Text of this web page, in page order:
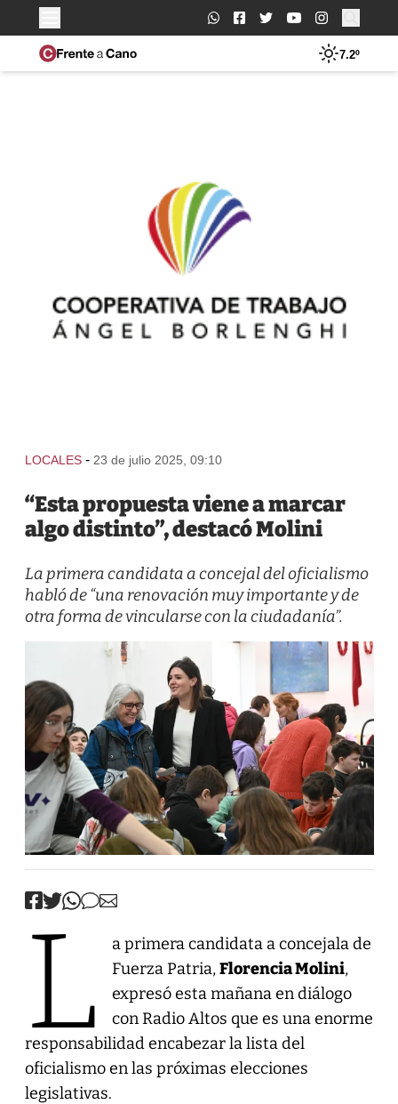
Buscar:
7.2º
LOCALES - 23 de julio 2025, 09:10
“Esta propuesta viene a marcar
algo distinto”, destacó Molini
La primera candidata a concejal del oficialismo
habló de “una renovación muy importante y de
otra forma de vincularse con la ciudadanía”.
L
a primera candidata a concejala de
Fuerza Patria,Florencia Molini,
expresó esta mañana en diálogo
con Radio Altos que es una enorme
responsabilidad encabezar la lista del
oficialismo en las próximas elecciones
legislativas.